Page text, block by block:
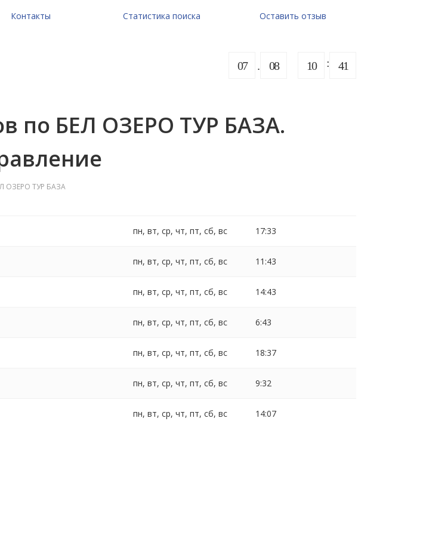
Контакты Статистика поиска Оставить отзыв
07 08 10 41
по БЕЛ ОЗЕРО ТУР БАЗА.
ОЗЕРО ТУР БАЗА
пн, вт, ср, чт, пт, сб, вс 17:33
пн, вт, ср, чт, пт, сб, вс 11:43
пн, вт, ср, чт, пт, сб, вс 14:43
пн, вт, ср, чт, пт, сб, вс 6:43
пн, вт, ср, чт, пт, сб, вс 18:37
пн, вт, ср, чт, пт, сб, вс 9:32
пн, вт, ср, чт, пт, сб, вс 14:07